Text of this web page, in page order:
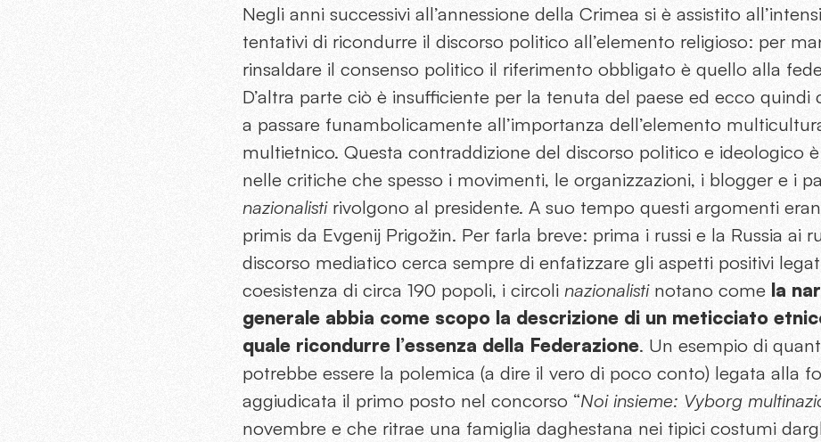
Negli anni successivi all’annessione della Crimea si è assistito
tentativi di ricondurre il discorso politico all’elemento religioso: per
rinsaldare il consenso politico il riferimento obbligato è quello alla
D’altra parte ciò è insufficiente per la tenuta del paese ed ecco quindi
a passare funambolicamente all’importanza dell’elemento
multietnico. Questa contraddizione del discorso politico e ideologico
nelle critiche che spesso i movimenti, le organizzazioni, i blogger e i
nazionalistirivolgono al presidente. A suo tempo questi argomenti
primis da Evgenij Prigožin. Per farla breve: prima i russi e la Russia ai
discorso mediatico cerca sempre di enfatizzare gli aspetti positivi
coesistenza di circa 190 popoli, i circoli nazionalistinotano come la
generale abbia come scopo la descrizione di un meticciato
quale ricondurre l’essenza della Federazione. Un esempio di
potrebbe essere la polemica (a dire il vero di poco conto) legata alla
aggiudicata il primo posto nel concorso “Noi insieme: Vyborg
novembre e che ritrae una famiglia daghestana nei tipici costumi